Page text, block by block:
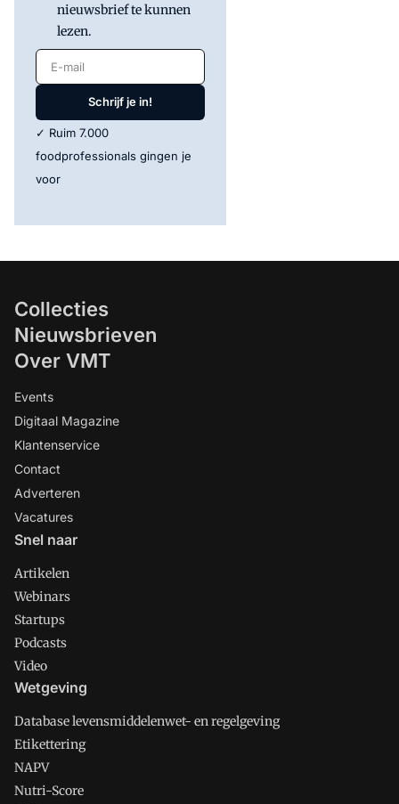
nieuwsbrief te kunnen
lezen.
E-mail
Schrijf je in!
✓ Ruim 7.000
foodprofessionals gingen je
voor
Collecties
Nieuwsbrieven
Over VMT
Events
Digitaal Magazine
Klantenservice
Contact
Adverteren
Vacatures
Snel naar
Artikelen
Webinars
Startups
Podcasts
Video
Wetgeving
Database levensmiddelenwet- en regelgeving
Etikettering
NAPV
Nutri-Score